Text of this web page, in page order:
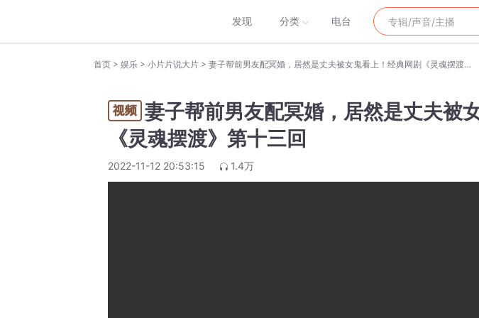
发现 分类 电台
首页 > 娱乐 > 小片片说大片 > 妻子帮前男友配冥婚，居然是丈夫被女鬼看上！经典网剧《灵魂摆渡》第十三回
妻子帮前男友配冥婚，居然是丈夫被
《灵魂摆渡》第十三回
2022-11-12 20:53:15 1.4万